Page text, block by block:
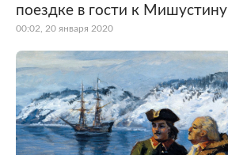
поездке в гости к Мишустину
00:02, 20 января 2020